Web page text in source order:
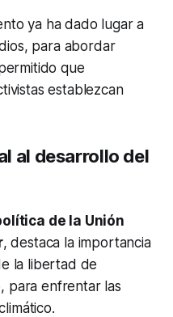
ya ha dado lugar a
para abordar
que
establezcan
al desarrollo del
de la Unión
, destaca la importancia
la libertad de
para enfrentar las